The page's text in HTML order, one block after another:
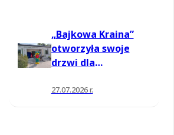
„Bajkowa Kraina”
otworzyła swoje
drzwi dla
27.07.2026 r.